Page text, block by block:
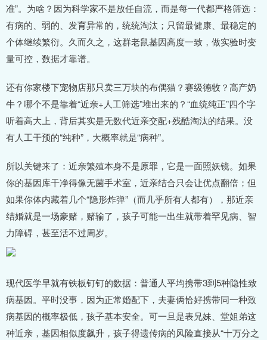
准”。为啥？因为科学家不是放任自流，而是每一代都严格筛选：
有病的、弱的、发育异常的，统统淘汰；只留最健康、最稳定的
个体继续繁衍。久而久之，这群老鼠基因高度一致，做实验时变
量可控，数据才靠谱。
还有你家楼下宠物店那只卖三万块的布偶猫？赛级德牧？高产奶
牛？哪个不是靠着“近亲+人工筛选”堆出来的？“血统纯正”四个字
听着高大上，背后其实是无数代近亲交配+残酷淘汰的结果。没
有人工干预的“纯种”，大概率就是“病种”。
所以关键来了：近亲繁殖本身不是原罪，它是一面照妖镜。如果
你的基因库干净得像无菌手术室，近亲结合只会让优点翻倍；但
如果你体内藏着几个“隐形炸弹”（而几乎所有人都有），那近亲
结婚就是一场豪赌，赌输了，孩子可能一出生就带着罕见病、智
力障碍，甚至活不过周岁。
现代医学早就有铁板钉钉的数据：普通人平均携带3到5种隐性致
病基因。平时没事，因为正常婚配下，夫妻俩恰好携带同一种致
病基因的概率极低，孩子基本安全。可一旦是表兄妹、堂姐弟这
种近亲，基因相似度飙升，孩子得遗传病的风险直接从“十万分之